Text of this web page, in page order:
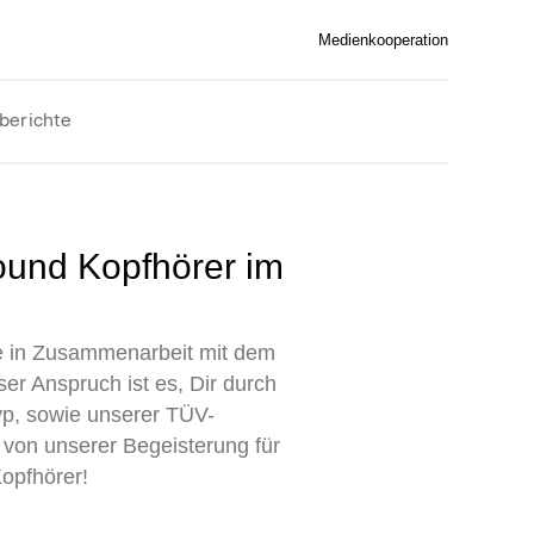
Medienkooperation
Zusammenarbeit mit dem
Anspruch ist es, Dir durch
sowie unserer TÜV-
unserer Begeisterung für